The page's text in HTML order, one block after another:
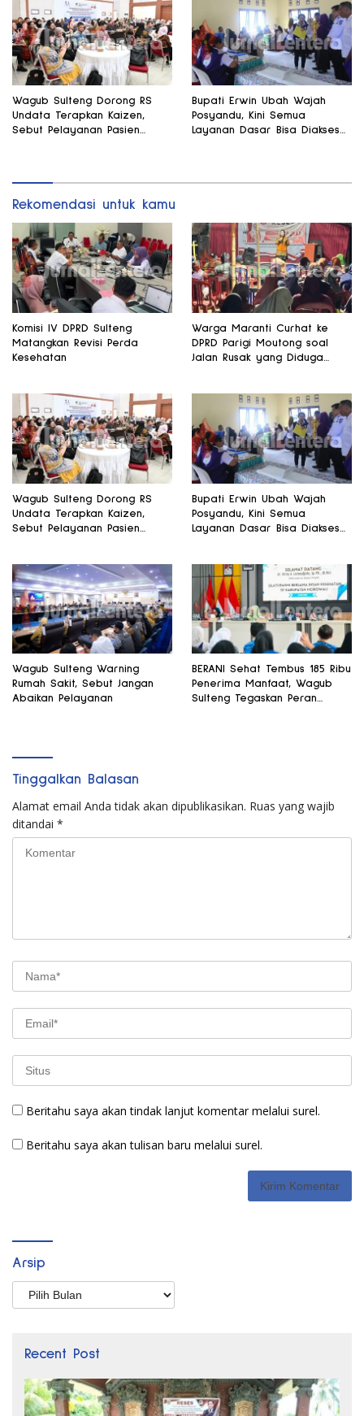
Wagub Sulteng Dorong RS
Undata Terapkan Kaizen,
Sebut Pelayanan Pasien
Bupati Erwin Ubah Wajah
Posyandu, Kini Semua
Layanan Dasar Bisa Diakses
Rekomendasi untuk kamu
Komisi IV DPRD Sulteng
Matangkan Revisi Perda
Kesehatan
Warga Maranti Curhat ke
DPRD Parigi Moutong soal
Jalan Rusak yang Diduga
Wagub Sulteng Dorong RS
Undata Terapkan Kaizen,
Sebut Pelayanan Pasien
Bupati Erwin Ubah Wajah
Posyandu, Kini Semua
Layanan Dasar Bisa Diakses
Wagub Sulteng Warning
Rumah Sakit, Sebut Jangan
Abaikan Pelayanan
BERANI Sehat Tembus 185 Ribu
Penerima Manfaat, Wagub
Sulteng Tegaskan Peran
Tinggalkan Balasan
Alamat email Anda tidak akan dipublikasikan. Ruas yang wajib
ditandai *
Beritahu saya akan tindak lanjut komentar melalui surel.
Beritahu saya akan tulisan baru melalui surel.
Arsip
Arsip
Recent Post